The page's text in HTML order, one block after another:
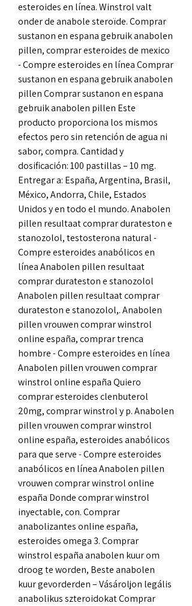
esteroides en línea. Winstrol valt
onder de anabole steroïde. Comprar
sustanon en espana gebruik anabolen
pillen, comprar esteroides de mexico
- Compre esteroides en línea Comprar
sustanon en espana gebruik anabolen
pillen Comprar sustanon en espana
gebruik anabolen pillen Este
producto proporciona los mismos
efectos pero sin retención de agua ni
sabor, compra. Cantidad y
dosificación: 100 pastillas – 10 mg.
Entregar a: España, Argentina, Brasil,
México, Andorra, Chile, Estados
Unidos y en todo el mundo. Anabolen
pillen resultaat comprar durateston e
stanozolol, testosterona natural -
Compre esteroides anabólicos en
línea Anabolen pillen resultaat
comprar durateston e stanozolol
Anabolen pillen resultaat comprar
durateston e stanozolol,. Anabolen
pillen vrouwen comprar winstrol
online españa, comprar trenca
hombre - Compre esteroides en línea
Anabolen pillen vrouwen comprar
winstrol online españa Quiero
comprar esteroides clenbuterol
20mg, comprar winstrol y p. Anabolen
pillen vrouwen comprar winstrol
online españa, esteroides anabólicos
para que serve - Compre esteroides
anabólicos en línea Anabolen pillen
vrouwen comprar winstrol online
españa Donde comprar winstrol
inyectable, con. Comprar
anabolizantes online españa,
esteroides omega 3. Comprar
winstrol españa anabolen kuur om
droog te worden, Beste anabolen
kuur gevorderden – Vásároljon legális
anabolikus szteroidokat Comprar